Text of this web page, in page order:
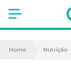
Saúde
Home Nutrição